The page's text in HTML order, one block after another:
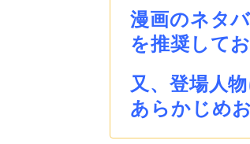
漫画のネタ
を推奨して
又、登場人
あらかじめ